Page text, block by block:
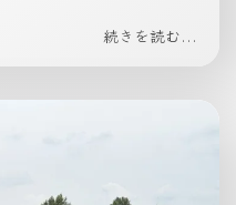
続きを読む...